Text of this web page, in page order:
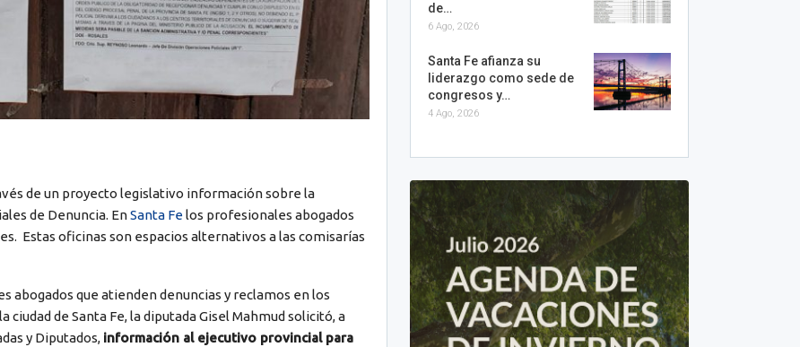
de un proyecto legislativo información sobre la
de Denuncia. EnSanta Felos profesionales abogados
Estas oficinas son espacios alternativos a las comisarías
abogados que atienden denuncias y reclamos en los
de Santa Fe, la diputada Gisel Mahmud solicitó, a
y Diputados, información al ejecutivo provincial para
de…
6 Ago, 2026
Santa Fe afianza su
liderazgo como sede de
congresos y…
4 Ago, 2026